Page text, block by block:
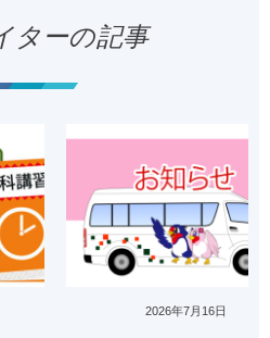
ターの記事
2026年7月16日